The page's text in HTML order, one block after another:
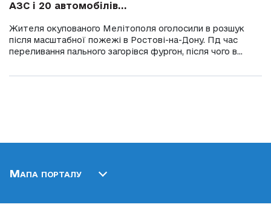
АЗС і 20 автомобілів...
Жителя окупованого Мелітополя оголосили в розшук
після масштабної пожежі в Ростові-на-Дону. Пд час
переливання пального загорівся фургон, після чого в...
Мапа порталу